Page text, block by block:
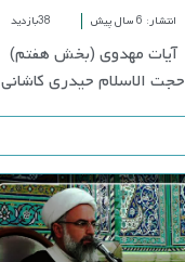
انتشار: 6 سال پیش 38بازدید
آیات مهدوی (بخش هفتم)
حجت الاسلام حیدری کاشانی